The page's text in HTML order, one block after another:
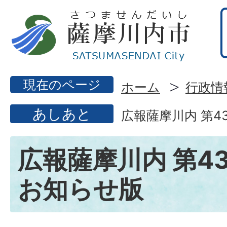
現在のページ ホーム 行政情
あしあと 広報薩摩川内 第
広報薩摩川内 第
お知らせ版